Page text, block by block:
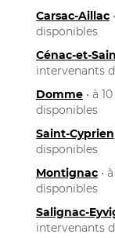
Carsac-Aillac
disponibles
Cénac-et-
intervenants
Domme • à
disponibles
Saint-Cyprien
disponibles
Montignac •
disponibles
Salignac-
intervenants